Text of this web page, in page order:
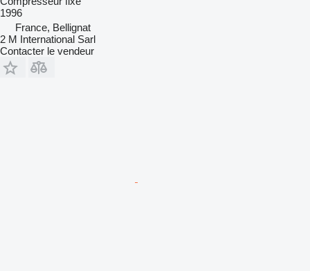
1996
France, Bellignat
2 M International Sarl
Contacter le vendeur